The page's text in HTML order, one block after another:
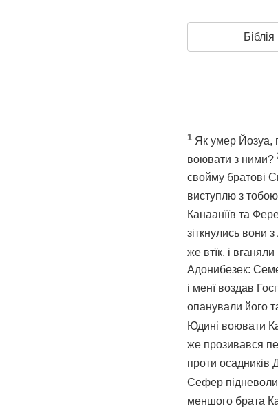
1 Як умер Йозуа,
воювати з ними?
свойму братові
виступлю з
Канаанїїв та
зіткнулись вони
же втїк, і
Адонибезек:
і менї воздав
опанували його
Юдині воювати
же прозивався
проти
Сефер
меншого брата